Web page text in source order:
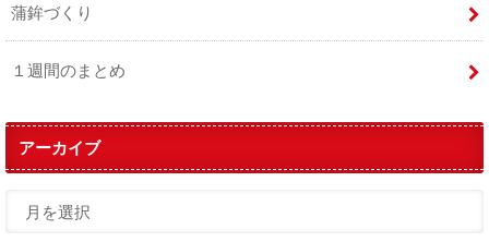
蒲鉾づくり
１週間のまとめ
アーカイブ